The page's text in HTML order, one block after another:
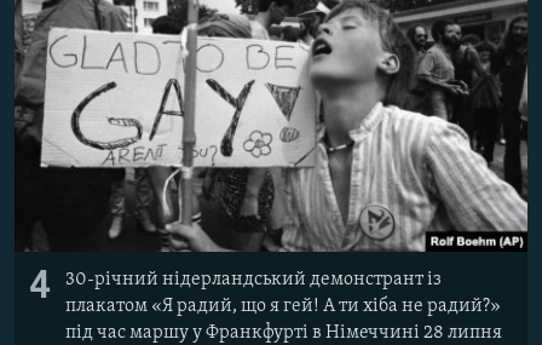
4
30-річний нідерландський демонстрант із
плакатом «Я радий, що я гей! А ти хіба не радий?»
під час маршу у Франкфурті в Німеччині 28 липня